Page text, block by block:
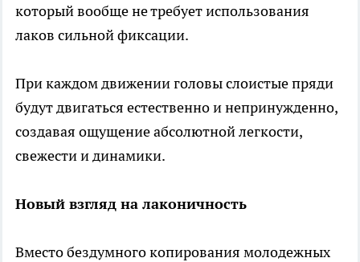
который вообще не требует использования
лаков сильной фиксации.
При каждом движении головы слоистые пряди
будут двигаться естественно и непринужденно,
создавая ощущение абсолютной легкости,
свежести и динамики.
Новый взгляд на лаконичность
Вместо бездумного копирования молодежных